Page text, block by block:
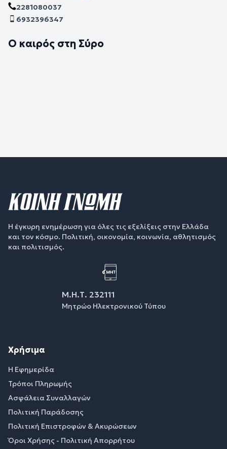
2281080037
6932396347
Ο καιρός στη Σύρο
Η έγκυρη ενημέρωση για όλες τις εξελίξεις στην Ελλάδα
και τον κόσμο. Πολιτική, οικονομία, κοινωνία, αθλητισμός
και πολιτισμός.
Μ.Η.Τ. 232111
Μητρώο Ηλεκτρονικού Τύπου
Χρήσιμα
Η Εφημερίδα
Τρόποι Πληρωμής
Ασφάλεια Συναλλαγών
Πολιτική Παράδοσης
Πολιτική Επιστροφών & Ακυρώσεων
Όροι Χρήσης - Πολιτική Απορρήτου